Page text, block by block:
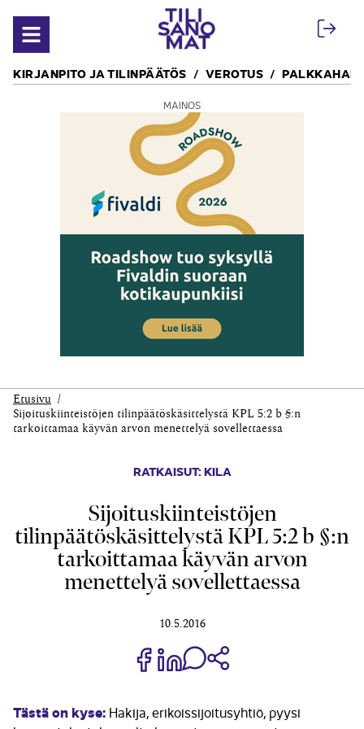
Avaa valikko
KIRJANPITO JA TILINPÄÄTÖS VEROTUS
MAINOS
Etusivu
Sijoituskiinteistöjen tilinpäätöskäsittelystä KPL 5:2 b §:n
tarkoittamaa käyvän arvon menettelyä sovellettaessa
RATKAISUT: KILA
Sijoituskiinteistöjen
tilinpäätöskäsittelystä KPL 5:2 b §:n
tarkoittamaa käyvän arvon
menettelyä sovellettaessa
10.5.2016
Jaa Share on Facebook
Jaa Share on LinkedIn
Jaa WhatsApp-viestinä
Tästä on kyse: Hakija, erikoissijoitusyhtiö, pyysi